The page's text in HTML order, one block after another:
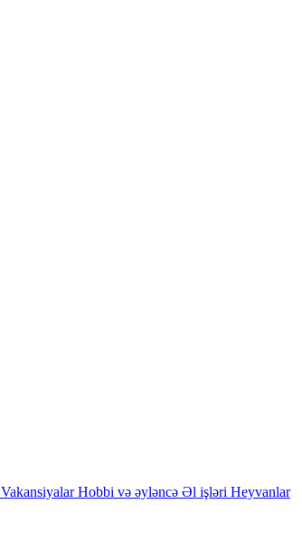
Vakansiyalar Hobbi və əyləncə Əl işləri Heyvanlar